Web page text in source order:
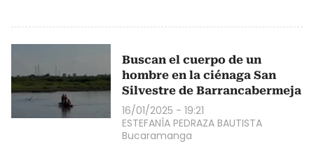
Buscan el cuerpo de un
hombre en la ciénaga San
Silvestre de Barrancabermeja
16/01/2025 - 19:21
ESTEFANÍA PEDRAZA BAUTISTA
Bucaramanga